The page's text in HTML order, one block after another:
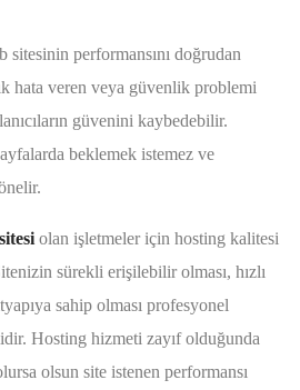
performansını doğrudan
hata veren veya güvenlik problemi
güvenini kaybedebilir.
beklemek istemez ve
olan işletmeler için hosting kalitesi
sürekli erişilebilir olması, hızlı
sahip olması profesyonel
Hosting hizmeti zayıf olduğunda
olsun site istenen performansı